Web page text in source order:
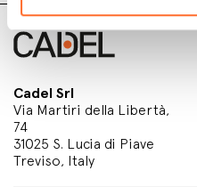
Cadel Srl
Via Martiri della Libertà,
74
31025 S. Lucia di Piave
Treviso, Italy